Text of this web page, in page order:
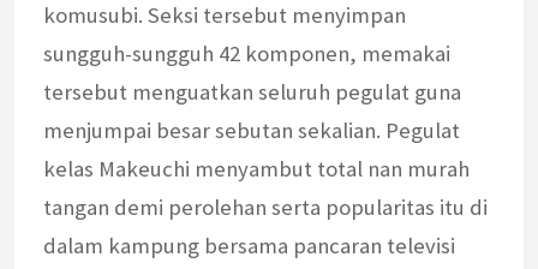
komusubi. Seksi tersebut menyimpan
sungguh-sungguh 42 komponen, memakai
tersebut menguatkan seluruh pegulat guna
menjumpai besar sebutan sekalian. Pegulat
kelas Makeuchi menyambut total nan murah
tangan demi perolehan serta popularitas itu di
dalam kampung bersama pancaran televisi